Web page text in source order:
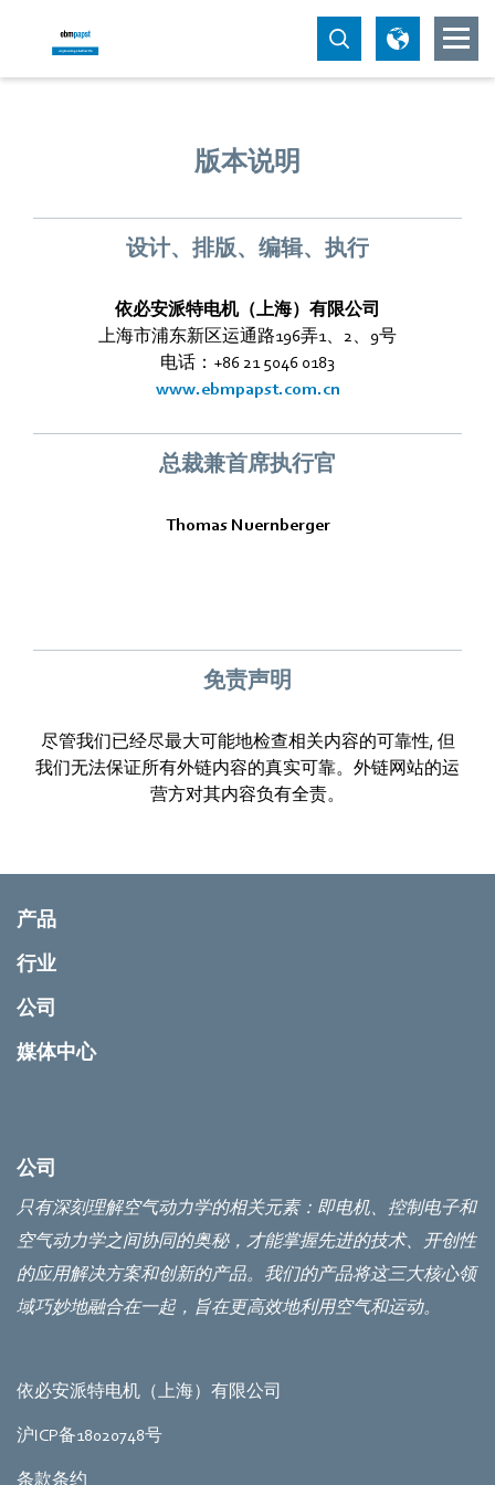
版本说明
设计、排版、编辑、执行
依必安派特电机（上海）有限公司
上海市浦东新区运通路196弄1、2、9号
电话：+86 21 5046 0183
www.ebmpapst.com.cn
总裁兼首席执行官
Thomas Nuernberger
免责声明
尽管我们已经尽最大可能地检查相关内容的可靠性, 但
我们无法保证所有外链内容的真实可靠。外链网站的运
营方对其内容负有全责。
产品
行业
公司
媒体中心
公司
只有深刻理解空气动力学的相关元素：即电机、控制电子和
空气动力学之间协同的奥秘，才能掌握先进的技术、开创性
的应用解决方案和创新的产品。我们的产品将这三大核心领
域巧妙地融合在一起，旨在更高效地利用空气和运动。
依必安派特电机（上海）有限公司
沪ICP备18020748号
条款条约